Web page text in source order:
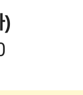
)